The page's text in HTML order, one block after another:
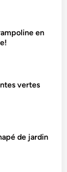
en
vertes
de jardin